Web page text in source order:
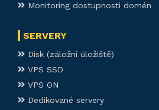
Monitoring dostupnosti domén
SERVERY
Disk (záložní úložiště)
VPS SSD
VPS ON
Dedikované servery